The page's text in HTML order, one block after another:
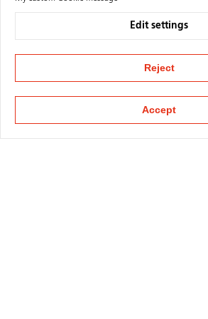
Edit settings
Reject
Accept